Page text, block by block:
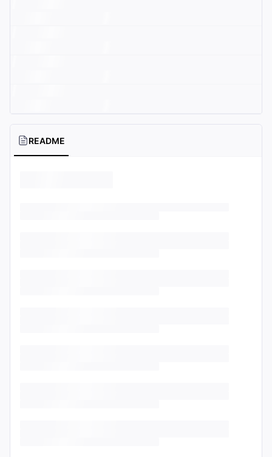
README